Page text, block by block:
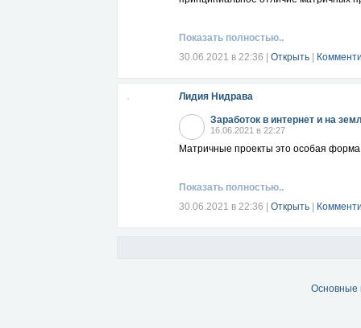
Показать полностью..
30.06.2021 в 22:36
Открыть
Лидия Нидрава
Заработок в интернет и на
16.06.2021 в 22:27
Матричные проекты это особая форма
Показать полностью..
30.06.2021 в 22:36
Открыть
Основные